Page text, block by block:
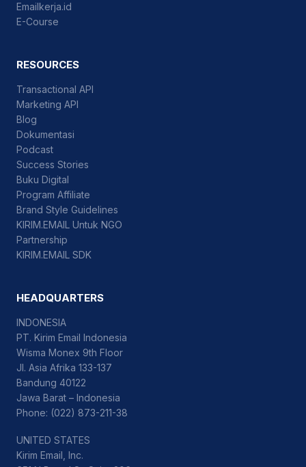
Emailkerja.id
E-Course
RESOURCES
Transactional API
Marketing API
Blog
Dokumentasi
Podcast
Success Stories
Buku Digital
Program Affiliate
Brand Style Guidelines
KIRIM.EMAIL Untuk NGO
Partnership
KIRIM.EMAIL SDK
HEADQUARTERS
INDONESIA
PT. Kirim Email Indonesia
Wisma Monex 9th Floor
Jl. Asia Afrika 133-137
Bandung 40122
Jawa Barat – Indonesia
Phone: (022) 873-211-38
UNITED STATES
Kirim Email, Inc.